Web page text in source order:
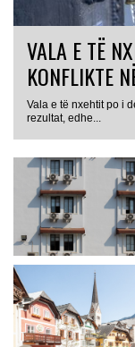
VALA E TË
KONFLIKTE
Vala e të nxehtit po i
rezultat, edhe...
AUSTRI